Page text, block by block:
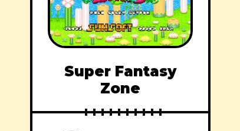
Super Fantasy
Zone